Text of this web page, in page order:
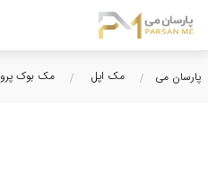
پارسان می مک اپل مک بوک پرو